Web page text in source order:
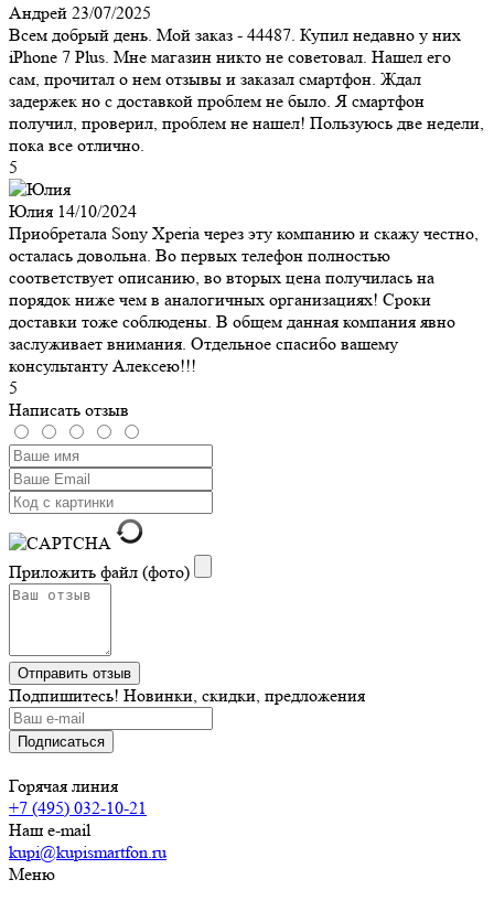
Андрей 23/07/2025
Всем добрый день. Мой заказ - 44487. Купил недавно у них
iPhone 7 Plus. Мне магазин никто не советовал. Нашел его
сам, прочитал о нем отзывы и заказал смартфон. Ждал
задержек но с доставкой проблем не было. Я смартфон
получил, проверил, проблем не нашел! Пользуюсь две недели,
пока все отлично.
5
Юлия 14/10/2024
Приобретала Sony Xperia через эту компанию и скажу честно,
осталась довольна. Во первых телефон полностью
соответствует описанию, во вторых цена получилась на
порядок ниже чем в аналогичных организациях! Сроки
доставки тоже соблюдены. В общем данная компания явно
заслуживает внимания. Отдельное спасибо вашему
консультанту Алексею!!!
5
Написать отзыв
Приложить файл (фото)
Подпишитесь! Новинки, скидки, предложения
Горячая линия
+7 (495) 032-10-21
Наш e-mail
kupi@kupismartfon.ru
Меню